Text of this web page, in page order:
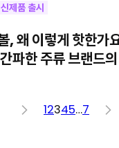
신제품 출시
, 왜 이렇게 핫한
파한 주류 브랜드
< 12345…7 >